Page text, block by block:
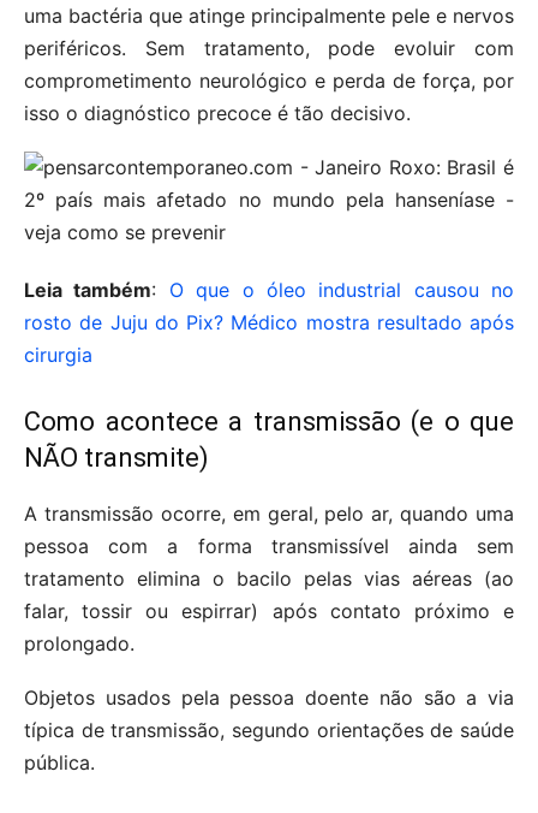
uma bactéria que atinge principalmente pele e nervos
periféricos. Sem tratamento, pode evoluir com
comprometimento neurológico e perda de força, por
isso o diagnóstico precoce é tão decisivo.
Leia também: O que o óleo industrial causou no
rosto de Juju do Pix? Médico mostra resultado após
cirurgia
Como acontece a transmissão (e o que
NÃO transmite)
A transmissão ocorre, em geral, pelo ar, quando uma
pessoa com a forma transmissível ainda sem
tratamento elimina o bacilo pelas vias aéreas (ao
falar, tossir ou espirrar) após contato próximo e
prolongado.
Objetos usados pela pessoa doente não são a via
típica de transmissão, segundo orientações de saúde
pública.